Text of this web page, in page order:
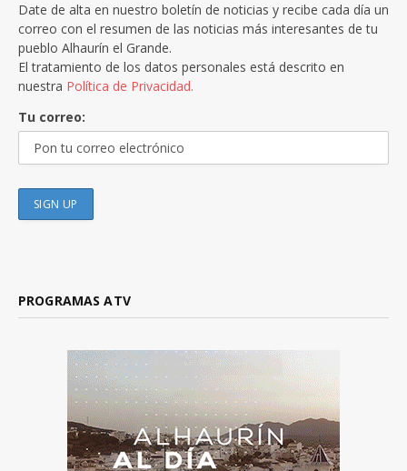
Date de alta en nuestro boletín de noticias y recibe cada día un
correo con el resumen de las noticias más interesantes de tu
pueblo Alhaurín el Grande.
El tratamiento de los datos personales está descrito en
nuestra Política de Privacidad.
Tu correo:
PROGRAMAS ATV